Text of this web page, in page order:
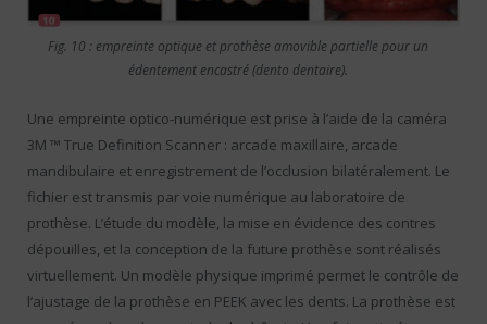
Fig. 10 : empreinte optique et prothèse amovible partielle pour un
édentement encastré (dento dentaire).
Une empreinte optico-numérique est prise à l’aide de la caméra
3M ™ True Definition Scanner : arcade maxillaire, arcade
mandibulaire et enregistrement de l’occlusion bilatéralement. Le
fichier est transmis par voie numérique au laboratoire de
prothèse. L’étude du modèle, la mise en évidence des contres
dépouilles, et la conception de la future prothèse sont réalisés
virtuellement. Un modèle physique imprimé permet le contrôle de
l’ajustage de la prothèse en PEEK avec les dents. La prothèse est